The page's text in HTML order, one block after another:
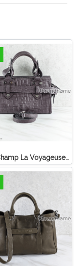
Long Champ La Voyageuse Bag Leather